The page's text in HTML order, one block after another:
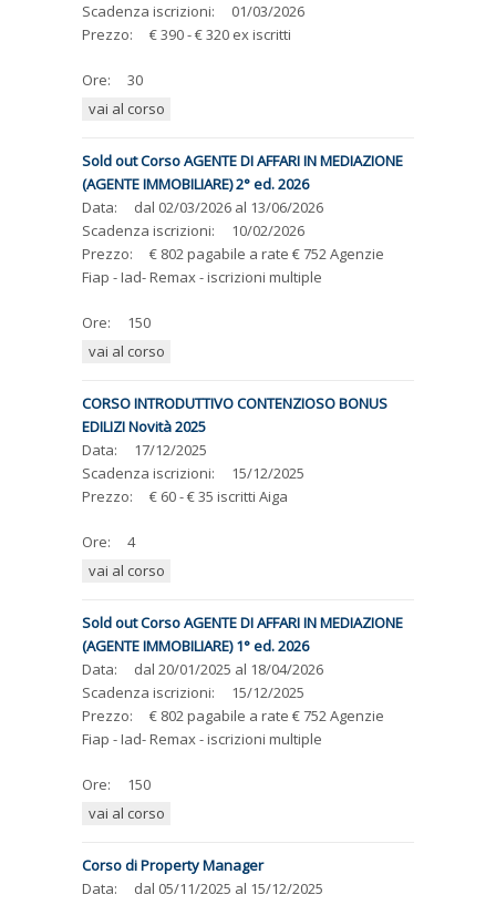
Scadenza iscrizioni:
01/03/2026
Prezzo:
€ 390 - € 320 ex iscritti
Ore:
30
vai al corso
Sold out Corso AGENTE DI AFFARI IN MEDIAZIONE
(AGENTE IMMOBILIARE) 2° ed. 2026
Data:
dal 02/03/2026 al 13/06/2026
Scadenza iscrizioni:
10/02/2026
Prezzo:
€ 802 pagabile a rate € 752 Agenzie
Fiap - Iad- Remax - iscrizioni multiple
Ore:
150
vai al corso
CORSO INTRODUTTIVO CONTENZIOSO BONUS
EDILIZI Novità 2025
Data:
17/12/2025
Scadenza iscrizioni:
15/12/2025
Prezzo:
€ 60 - € 35 iscritti Aiga
Ore:
4
vai al corso
Sold out Corso AGENTE DI AFFARI IN MEDIAZIONE
(AGENTE IMMOBILIARE) 1° ed. 2026
Data:
dal 20/01/2025 al 18/04/2026
Scadenza iscrizioni:
15/12/2025
Prezzo:
€ 802 pagabile a rate € 752 Agenzie
Fiap - Iad- Remax - iscrizioni multiple
Ore:
150
vai al corso
Corso di Property Manager
Data:
dal 05/11/2025 al 15/12/2025